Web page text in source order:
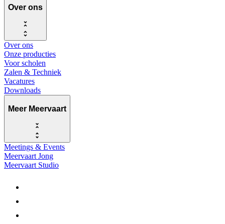
Over ons
Over ons
Onze producties
Voor scholen
Zalen & Techniek
Vacatures
Downloads
Meer Meervaart
Meetings & Events
Meervaart Jong
Meervaart Studio